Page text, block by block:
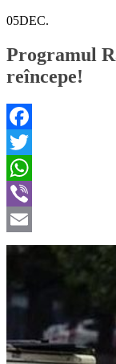
05DEC.
Programul
reîncepe!
Facebook
Twitter
WhatsApp
Viber
Email